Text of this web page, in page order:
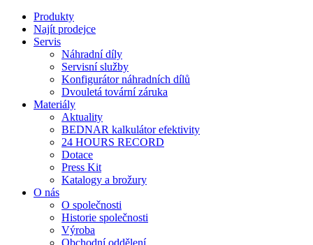
Produkty
Najít prodejce
Servis
Náhradní díly
Servisní služby
Konfigurátor náhradních dílů
Dvouletá tovární záruka
Materiály
Aktuality
BEDNAR kalkulátor efektivity
24 HOURS RECORD
Dotace
Press Kit
Katalogy a brožury
O nás
O společnosti
Historie společnosti
Výroba
Obchodní oddělení